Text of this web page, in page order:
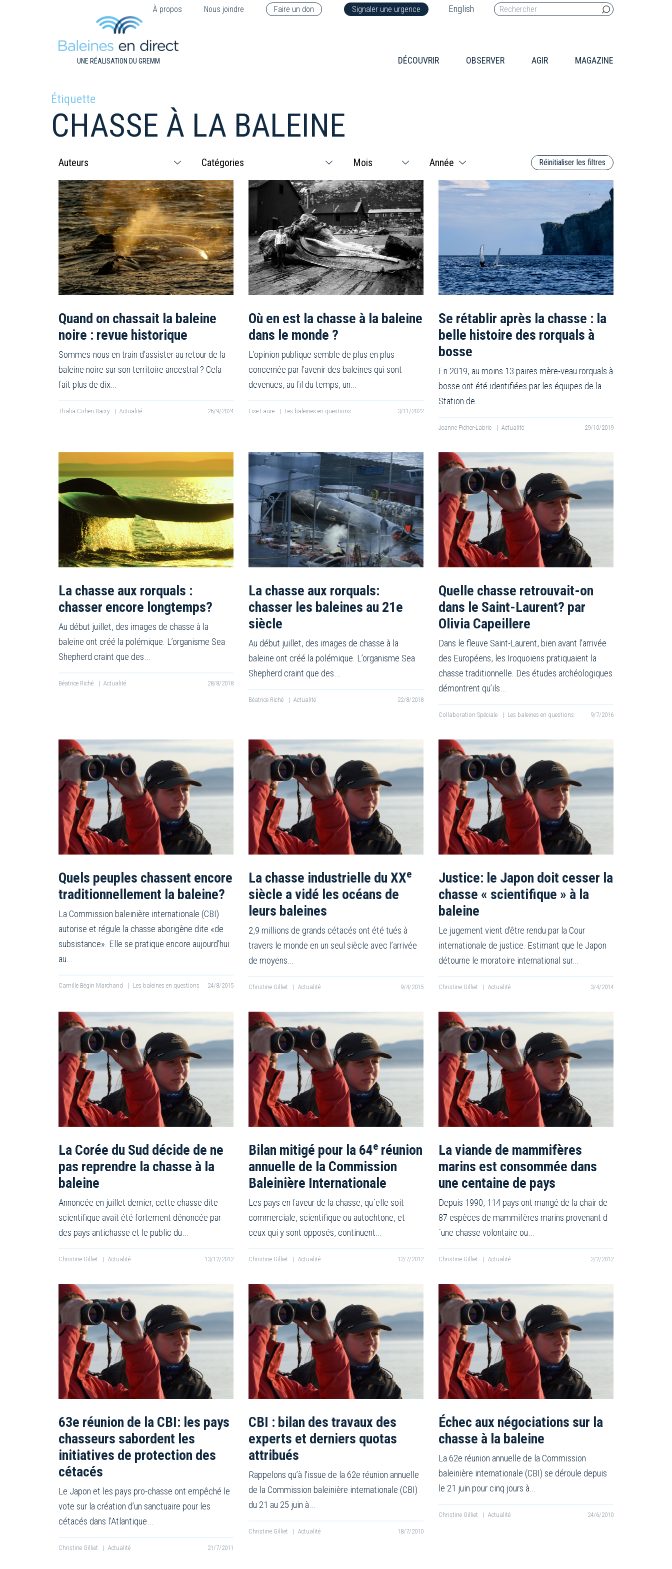
À propos Nous joindre Faire un don Signaler une urgence English
UNE RÉALISATION DU GREMM DÉCOUVRIR OBSERVER AGIR MAGAZINE
Étiquette
CHASSE À LA BALEINE
Réinitialiser les filtres
Quand on chassait la baleine
noire : revue historique
Sommes-nous en train d’assister au retour de la
baleine noire sur son territoire ancestral ? Cela
fait plus de dix…
Thalia Cohen Bacry | Actualité 26/9/2024
Où en est la chasse à la baleine
dans le monde ?
L’opinion publique semble de plus en plus
concernée par l’avenir des baleines qui sont
devenues, au fil du temps, un…
Lise Faure | Les baleines en questions 3/11/2022
Se rétablir après la chasse : la
belle histoire des rorquals à
bosse
En 2019, au moins 13 paires mère-veau rorquals à
bosse ont été identifiées par les équipes de la
Station de…
Jeanne Picher-Labrie | Actualité 29/10/2019
La chasse aux rorquals :
chasser encore longtemps?
Au début juillet, des images de chasse à la
baleine ont créé la polémique. L’organisme Sea
Shepherd craint que des…
Béatrice Riché | Actualité 28/8/2018
La chasse aux rorquals:
chasser les baleines au 21e
siècle
Au début juillet, des images de chasse à la
baleine ont créé la polémique. L’organisme Sea
Shepherd craint que des…
Béatrice Riché | Actualité 22/8/2018
Quelle chasse retrouvait-on
dans le Saint-Laurent? par
Olivia Capeillere
Dans le fleuve Saint-Laurent, bien avant l’arrivée
des Européens, les Iroquoiens pratiquaient la
chasse traditionnelle. Des études archéologiques
démontrent qu’ils…
Collaboration Spéciale | Les baleines en questions 9/7/2016
Quels peuples chassent encore
traditionnellement la baleine?
La Commission baleinière internationale (CBI)
autorise et régule la chasse aborigène dite «de
subsistance». Elle se pratique encore aujourd’hui
au…
Camille Bégin Marchand | Les baleines en questions 24/8/2015
La chasse industrielle du XXe
siècle a vidé les océans de
leurs baleines
2,9 millions de grands cétacés ont été tués à
travers le monde en un seul siècle avec l’arrivée
de moyens…
Christine Gilliet | Actualité 9/4/2015
Justice: le Japon doit cesser la
chasse « scientifique » à la
baleine
Le jugement vient d’être rendu par la Cour
internationale de justice. Estimant que le Japon
détourne le moratoire international sur…
Christine Gilliet | Actualité 3/4/2014
La Corée du Sud décide de ne
pas reprendre la chasse à la
baleine
Annoncée en juillet dernier, cette chasse dite
scientifique avait été fortement dénoncée par
des pays antichasse et le public du…
Christine Gilliet | Actualité 13/12/2012
Bilan mitigé pour la 64e réunion
annuelle de la Commission
Baleinière Internationale
Les pays en faveur de la chasse, qu´elle soit
commerciale, scientifique ou autochtone, et
ceux qui y sont opposés, continuent…
Christine Gilliet | Actualité 12/7/2012
La viande de mammifères
marins est consommée dans
une centaine de pays
Depuis 1990, 114 pays ont mangé de la chair de
87 espèces de mammifères marins provenant d
´une chasse volontaire ou…
Christine Gilliet | Actualité 2/2/2012
63e réunion de la CBI: les pays
chasseurs sabordent les
initiatives de protection des
cétacés
Le Japon et les pays pro-chasse ont empêché le
vote sur la création d’un sanctuaire pour les
cétacés dans l’Atlantique…
Christine Gilliet | Actualité 21/7/2011
CBI : bilan des travaux des
experts et derniers quotas
attribués
Rappelons qu’à l’issue de la 62e réunion annuelle
de la Commission baleinière internationale (CBI)
du 21 au 25 juin à…
Christine Gilliet | Actualité 18/7/2010
Échec aux négociations sur la
chasse à la baleine
La 62e réunion annuelle de la Commission
baleinière internationale (CBI) se déroule depuis
le 21 juin pour cinq jours à…
Christine Gilliet | Actualité 24/6/2010